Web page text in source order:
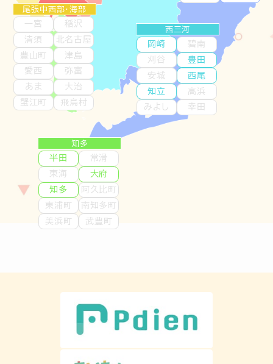
毎日更新中
尾張中西部・海部
一宮
稲沢
清須
北名古屋
豊山町
津島
愛西
弥富
あま
大治
蟹江町
飛鳥村
知多
半田
常滑
東海
大府
知多
阿久比町
東浦町
南知多町
美浜町
武豊町
西三河
岡崎
碧南
刈谷
豊田
安城
西尾
知立
高浜
みよし
幸田